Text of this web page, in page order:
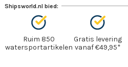
Shipsworld.nl bied:
Ruim 850
watersportartikelen
Gratis levering
vanaf €49,95*